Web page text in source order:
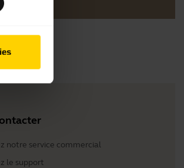
notre service commercial
le support